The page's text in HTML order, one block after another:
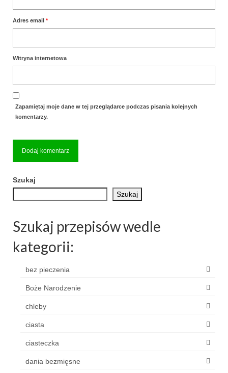
Adres email *
Witryna internetowa
Zapamiętaj moje dane w tej przeglądarce podczas pisania kolejnych
komentarzy.
Szukaj
Szukaj
Szukaj przepisów wedle
kategorii:
bez pieczenia
Boże Narodzenie
chleby
ciasta
ciasteczka
dania bezmięsne